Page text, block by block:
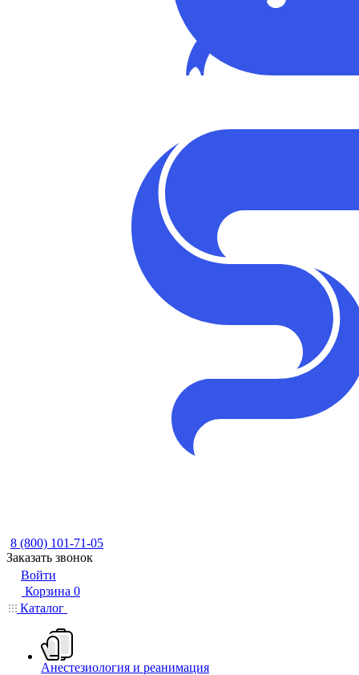
8 (800) 101-71-05
Заказать звонок
Войти
Корзина 0
Каталог
Анестезиология и реанимация